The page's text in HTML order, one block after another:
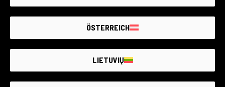
ÖSTERREICH
LIETUVIŲ